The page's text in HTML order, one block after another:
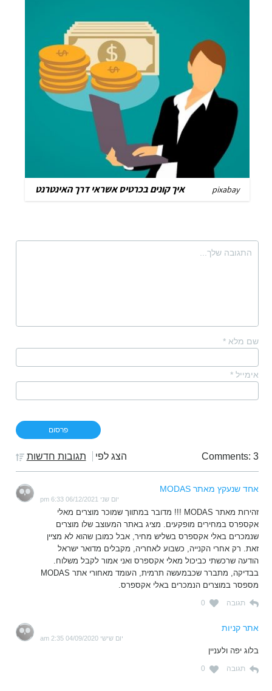
pixabay איך קונים בכרטיס אשראי דרך האינטרנט
שם מלא *
אימייל *
Comments: 3 הצג לפי תגובות חדשות
אחד שנעקץ מאתר MODAS
יום שני 06/12/2021 6:33 pm
זהירות מאתר MODAS !!! מדובר במתווך שמוכר מוצרים מאלי
אקספרס במחירים מופקעים. מציג באתר המעוצב שלו מוצרים
שנמכרים באלי אקספרס בשליש מחיר, אבל כמובן שהוא לא מציין
זאת. רק אחרי הקנייה, כשבוע לאחריה, מקבלים מדואר ישראל
הודעה שרכשתי כביכול מאלי אקספרס ואני אמור לקבל משלוח.
בבדיקה, מתברר שכבמעשה תרמית, העומד מאחורי אתר MODAS
מספסר במוצרים הנמכרים באלי אקספרס.
תגובה 0
אתר קניות
יום שישי 04/09/2020 2:35 am
בלוג יפה ולעניין
תגובה 0